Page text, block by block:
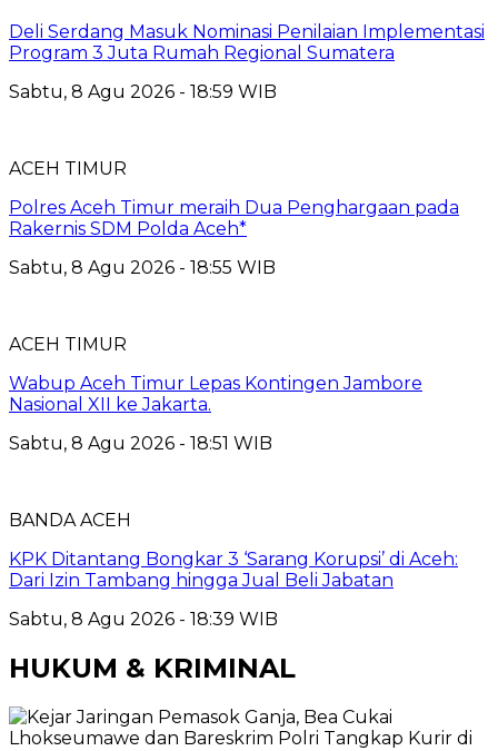
Deli Serdang Masuk Nominasi Penilaian Implementasi
Program 3 Juta Rumah Regional Sumatera
Sabtu, 8 Agu 2026 - 18:59 WIB
ACEH TIMUR
Polres Aceh Timur meraih Dua Penghargaan pada
Rakernis SDM Polda Aceh*
Sabtu, 8 Agu 2026 - 18:55 WIB
ACEH TIMUR
Wabup Aceh Timur Lepas Kontingen Jambore
Nasional XII ke Jakarta.
Sabtu, 8 Agu 2026 - 18:51 WIB
BANDA ACEH
KPK Ditantang Bongkar 3 ‘Sarang Korupsi’ di Aceh:
Dari Izin Tambang hingga Jual Beli Jabatan
Sabtu, 8 Agu 2026 - 18:39 WIB
HUKUM & KRIMINAL